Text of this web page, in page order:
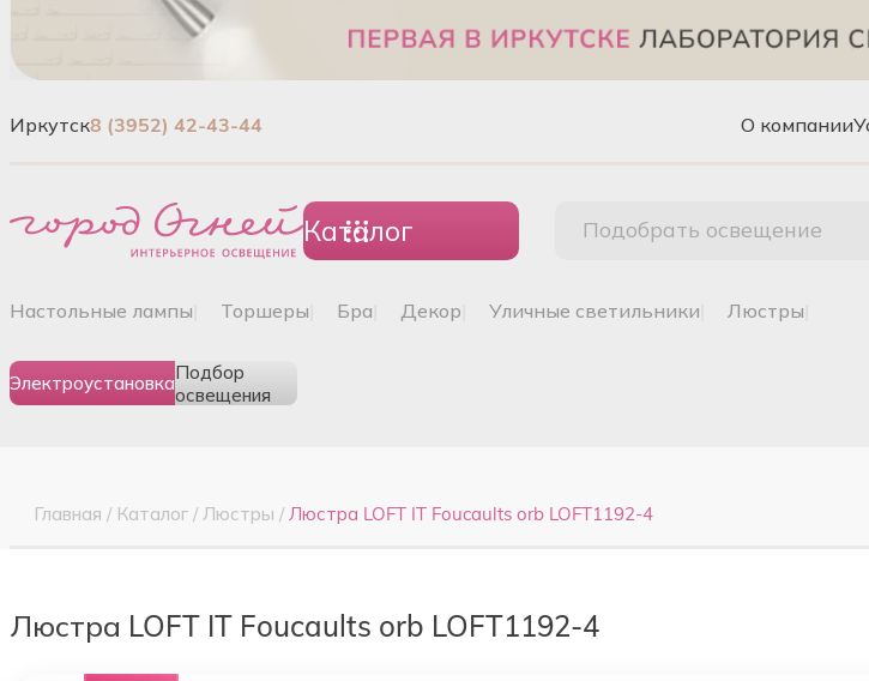
Иркутск8 (3952) 42-43-44 О компании
Каталог Подобрать освещение
настольные лампы торшеры бра декор уличные светильники люстры
ЭлектроустановкаПодбор
освещения
Главная / Каталог / Люстры / Люстра LOFT IT Foucaults orb LOFT1192-4
Люстра LOFT IT Foucaults orb LOFT1192-4